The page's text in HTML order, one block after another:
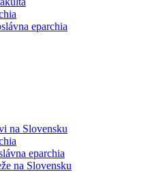
eparchia
na Slovensku
eparchia
na Slovensku